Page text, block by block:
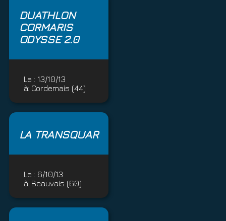
DUATHLON
CORMARIS
ODYSSE 2.0
Le : 13/10/13
à: Cordemais (44)
LA TRANSQUAR
Le : 6/10/13
à: Beauvais (60)